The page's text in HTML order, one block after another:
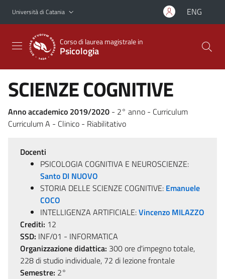
Vai al contenuto principale
Vai al menu di navigazione
Università di Catania ENG
Corso di laurea magistrale in
Psicologia
SCIENZE COGNITIVE
Anno accademico 2019/2020 - 2° anno - Curriculum
Curriculum A - Clinico - Riabilitativo
Docenti
PSICOLOGIA COGNITIVA E NEUROSCIENZE:
Santo DI NUOVO
STORIA DELLE SCIENZE COGNITIVE: Emanuele
COCO
INTELLIGENZA ARTIFICIALE:Vincenzo MILAZZO
Crediti: 12
SSD: INF/01 - INFORMATICA
Organizzazione didattica: 300 ore d'impegno totale,
228 di studio individuale, 72 di lezione frontale
Semestre: 2°